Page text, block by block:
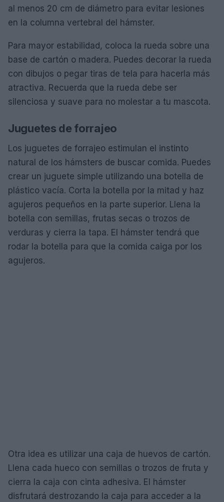
al menos 20 cm de diámetro para evitar lesiones
en la columna vertebral del hámster.
Para mayor estabilidad, coloca la rueda sobre una
base de cartón o madera. Puedes decorar la rueda
con dibujos o pegar tiras de tela para hacerla más
atractiva. Recuerda que la rueda debe ser
silenciosa y suave para no molestar a tu mascota.
Juguetes de forrajeo
Los juguetes de forrajeo estimulan el instinto
natural de los hámsters de buscar comida. Puedes
crear un juguete simple utilizando una botella de
plástico vacía. Corta la botella por la mitad y haz
agujeros pequeños en la parte superior. Llena la
botella con semillas, frutas secas o trozos de
verduras y cierra la tapa. El hámster tendrá que
rodar la botella para que la comida caiga por los
agujeros.
Otra idea es utilizar una caja de huevos de cartón.
Llena cada hueco con semillas o trozos de fruta y
cierra la caja con cinta adhesiva. El hámster
disfrutará destrozando la caja para acceder a la